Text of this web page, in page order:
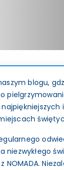
blogu,
i
niezwykłego
NOMADA.